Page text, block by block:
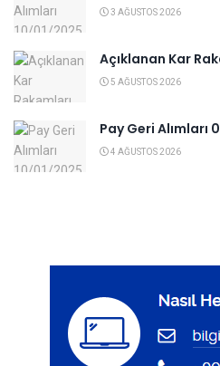
3 AĞUSTOS 2026
Açıklanan Kar
5 AĞUSTOS 2026
Pay Geri
4 AĞUSTOS 2026